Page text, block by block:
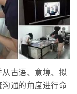
古语、意境、拟
通的角度进行命